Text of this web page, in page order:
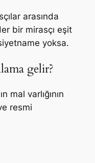
arasında
bir mirasçı eşit
yoksa.
gelir?
mal varlığının
resmi